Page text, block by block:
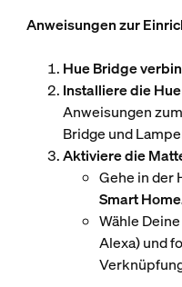
Anweisungen zur
Hue Bridge
Installiere die
Anweisungen
Bridge und
Aktiviere die
Gehe in der
Smart
Wähle
Alexa) und